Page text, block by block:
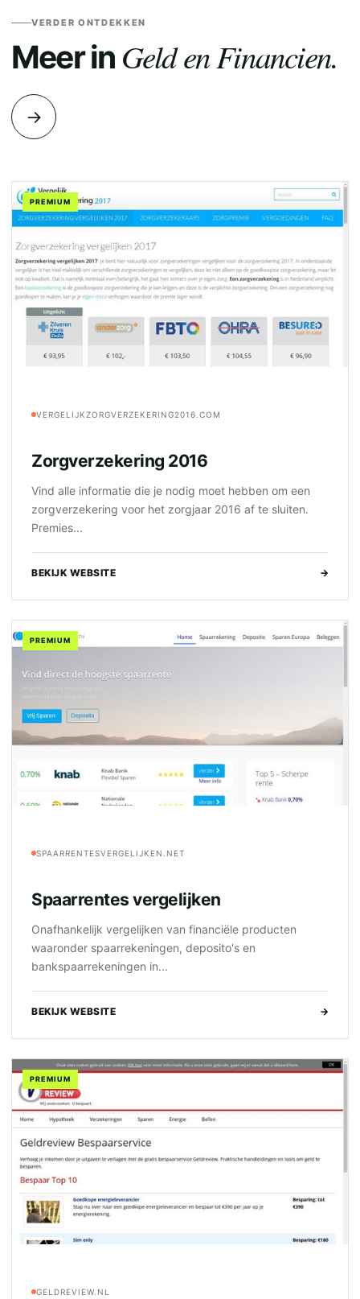
VERDER ONTDEKKEN
Meer in Geld en Financien.
→
PREMIUM
VERGELIJKZORGVERZEKERING2016.COM
Zorgverzekering 2016
Vind alle informatie die je nodig moet hebben om een
zorgverzekering voor het zorgjaar 2016 af te sluiten.
Premies...
BEKIJK WEBSITE →
PREMIUM
SPAARRENTESVERGELIJKEN.NET
Spaarrentes vergelijken
Onafhankelijk vergelijken van financiële producten
waaronder spaarrekeningen, deposito's en
bankspaarrekeningen in...
BEKIJK WEBSITE →
PREMIUM
GELDREVIEW.NL